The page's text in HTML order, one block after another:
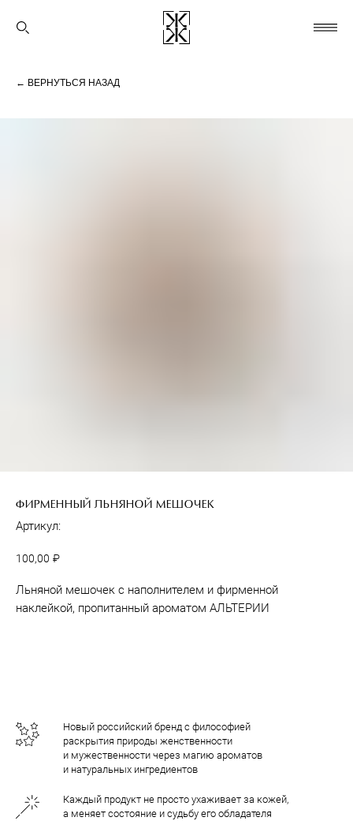
← ВЕРНУТЬСЯ НАЗАД
ФИРМЕННЫЙ ЛЬНЯНОЙ МЕШОЧЕК
Артикул:
100,00 ₽
Льняной мешочек с наполнителем и фирменной
наклейкой, пропитанный ароматом АЛЬТЕРИИ
Новый российский бренд с философией
раскрытия природы женственности
и мужественности через магию ароматов
и натуральных ингредиентов
Каждый продукт не просто ухаживает за кожей,
а меняет состояние и судьбу его обладателя